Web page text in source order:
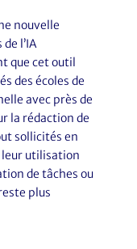
nouvelle
l’IA
que cet outil
des écoles de
avec près de
la rédaction de
sollicités en
leur utilisation
de tâches ou
plus